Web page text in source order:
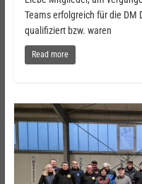
Teams erfolgreich für die
qualifiziert bzw. waren
Read more